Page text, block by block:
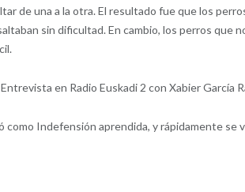
de una a la otra. El resultado fue que los
sin dificultad. En cambio, los perros que
en Radio Euskadi 2 con Xabier García
Indefensión aprendida, y rápidamente se